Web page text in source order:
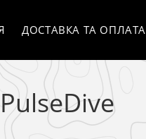
ДОСТАВКА ТА ОПЛАТА